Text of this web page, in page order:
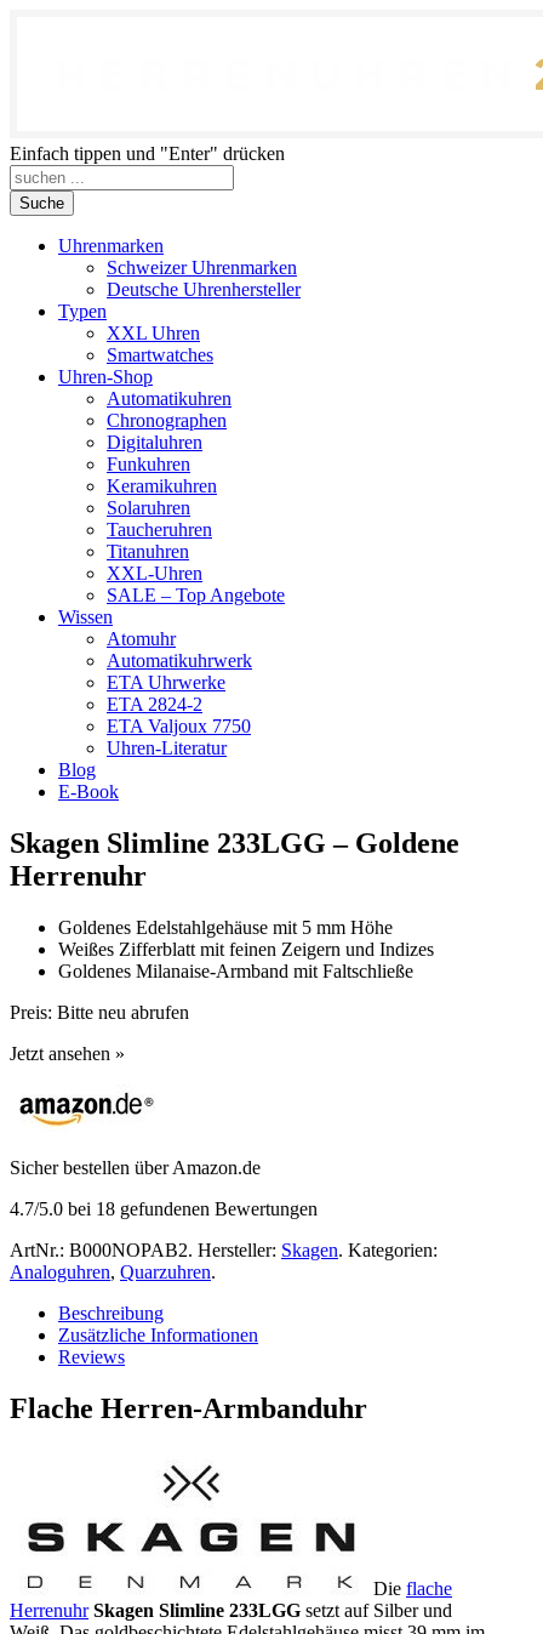
Einfach tippen und "Enter" drücken
Suche
Uhrenmarken
Schweizer Uhrenmarken
Deutsche Uhrenhersteller
Typen
XXL Uhren
Smartwatches
Uhren-Shop
Automatikuhren
Chronographen
Digitaluhren
Funkuhren
Keramikuhren
Solaruhren
Taucheruhren
Titanuhren
XXL-Uhren
SALE – Top Angebote
Wissen
Atomuhr
Automatikuhrwerk
ETA Uhrwerke
ETA 2824-2
ETA Valjoux 7750
Uhren-Literatur
Blog
E-Book
Skagen Slimline 233LGG – Goldene
Herrenuhr
Goldenes Edelstahlgehäuse mit 5 mm Höhe
Weißes Zifferblatt mit feinen Zeigern und Indizes
Goldenes Milanaise-Armband mit Faltschließe
Preis: Bitte neu abrufen
Jetzt ansehen »
Sicher bestellen über Amazon.de
4.7/5.0 bei 18 gefundenen Bewertungen
ArtNr.: B000NOPAB2. Hersteller: Skagen. Kategorien:
Analoguhren, Quarzuhren.
Beschreibung
Zusätzliche Informationen
Reviews
Flache Herren-Armbanduhr
Die flache
Herrenuhr Skagen Slimline 233LGG setzt auf Silber und